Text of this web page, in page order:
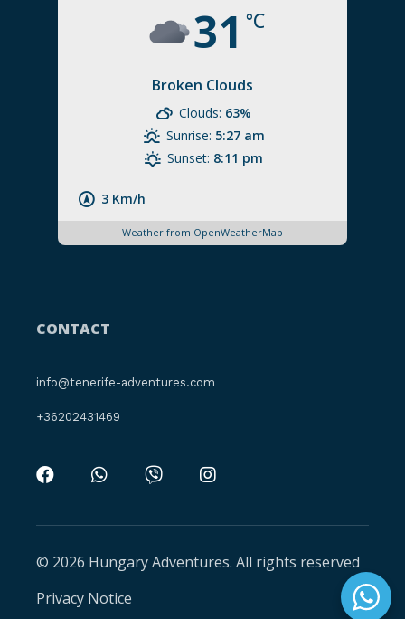
31 °C
Broken Clouds
3 Km/h
Clouds: 63%
Sunrise: 5:27 am
Sunset: 8:11 pm
Weather from OpenWeatherMap
CONTACT
info@tenerife-adventures.com
+36202431469
© 2026 Hungary Adventures. All rights reserved
Privacy Notice